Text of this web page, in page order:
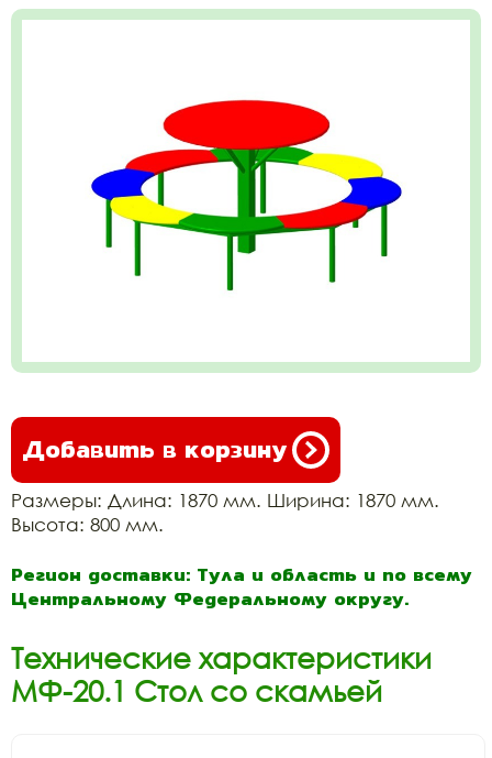
Добавить в корзину
Размеры: Длина: 1870 мм. Ширина: 1870 мм.
Высота: 800 мм.
Регион доставки: Тула и область и по всему
Центральному Федеральному округу.
Технические характеристики
МФ-20.1 Стол со скамьей